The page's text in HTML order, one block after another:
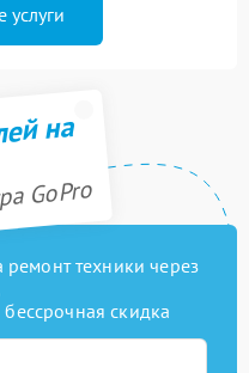
услуги
на
GoPro
техники через
скидка